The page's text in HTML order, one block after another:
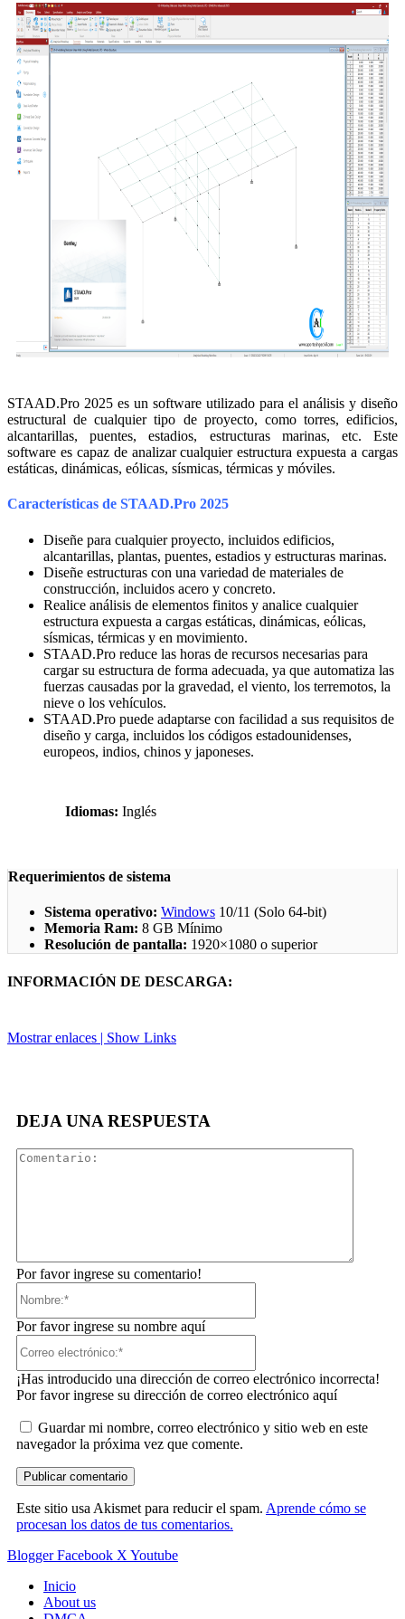
STAAD.Pro 2025 es un software utilizado para el análisis y diseño
estructural de cualquier tipo de proyecto, como torres, edificios,
alcantarillas, puentes, estadios, estructuras marinas, etc. Este
software es capaz de analizar cualquier estructura expuesta a cargas
estáticas, dinámicas, eólicas, sísmicas, térmicas y móviles.
Características de STAAD.Pro 2025
Diseñe para cualquier proyecto, incluidos edificios,
alcantarillas, plantas, puentes, estadios y estructuras marinas.
Diseñe estructuras con una variedad de materiales de
construcción, incluidos acero y concreto.
Realice análisis de elementos finitos y analice cualquier
estructura expuesta a cargas estáticas, dinámicas, eólicas,
sísmicas, térmicas y en movimiento.
STAAD.Pro reduce las horas de recursos necesarias para
cargar su estructura de forma adecuada, ya que automatiza las
fuerzas causadas por la gravedad, el viento, los terremotos, la
nieve o los vehículos.
STAAD.Pro puede adaptarse con facilidad a sus requisitos de
diseño y carga, incluidos los códigos estadounidenses,
europeos, indios, chinos y japoneses.
Idiomas: Inglés
Requerimientos de sistema
Sistema operativo: Windows 10/11 (Solo 64-bit)
Memoria Ram: 8 GB Mínimo
Resolución de pantalla: 1920×1080 o superior
INFORMACIÓN DE DESCARGA:
Mostrar enlaces | Show Links
DEJA UNA RESPUESTA
Por favor ingrese su comentario!
Por favor ingrese su nombre aquí
¡Has introducido una dirección de correo electrónico incorrecta!
Por favor ingrese su dirección de correo electrónico aquí
Guardar mi nombre, correo electrónico y sitio web en este
navegador la próxima vez que comente.
Este sitio usa Akismet para reducir el spam. Aprende cómo se
procesan los datos de tus comentarios.
Blogger Facebook X Youtube
Inicio
About us